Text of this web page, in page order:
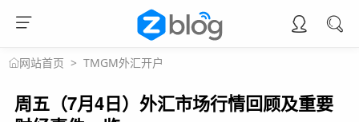
网站首页 > TMGM外汇开户
周五（7月4日）外汇市场行情回顾及重要